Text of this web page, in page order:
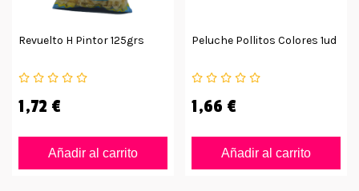
Revuelto H Pintor 125grs
1,72 €
Añadir al carrito
Peluche Pollitos Colores 1ud
1,66 €
Añadir al carrito